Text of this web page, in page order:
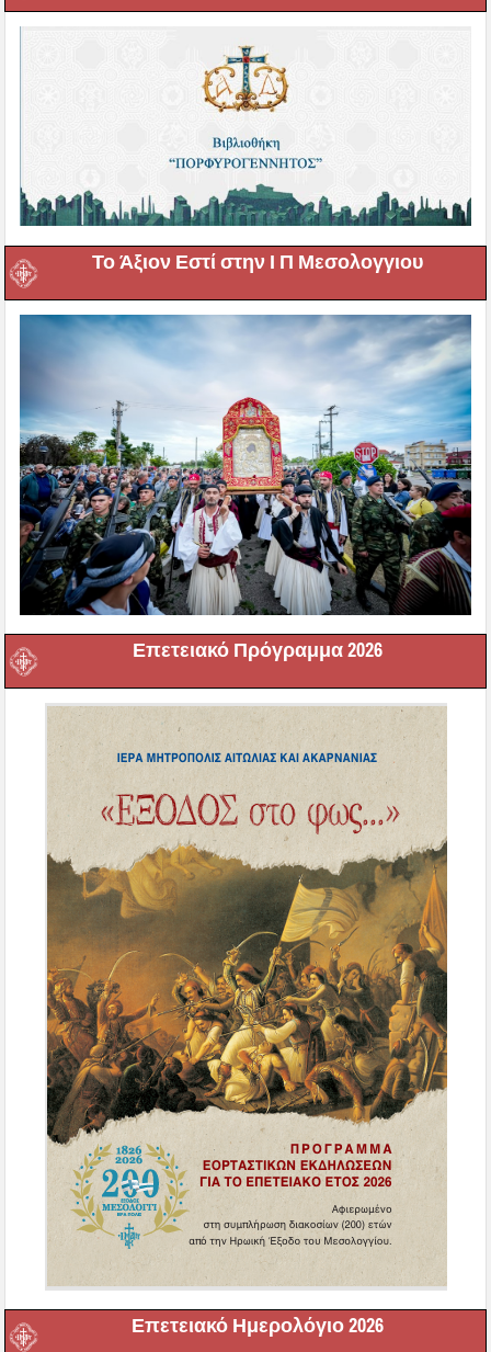
Το Άξιον Εστί στην Ι Π Μεσολογγιου
Επετειακό Πρόγραμμα 2026
Επετειακό Ημερολόγιο 2026